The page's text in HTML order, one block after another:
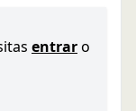
entraro